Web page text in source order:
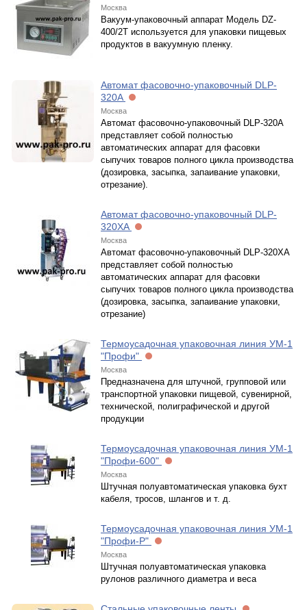
Москва
Вакуум-упаковочный аппарат Модель DZ-
400/2T используется для упаковки пищевых
продуктов в вакуумную пленку.
Автомат фасовочно-упаковочный DLP-
320A
Москва
Автомат фасовочно-упаковочный DLP-320A
представляет собой полностью
автоматических аппарат для фасовки
сыпучих товаров полного цикла производства
(дозировка, засыпка, запаивание упаковки,
отрезание).
Автомат фасовочно-упаковочный DLP-
320XA
Москва
Автомат фасовочно-упаковочный DLP-320XA
представляет собой полностью
автоматических аппарат для фасовки
сыпучих товаров полного цикла производства
(дозировка, засыпка, запаивание упаковки,
отрезание)
Термоусадочная упаковочная линия УМ-1
"Профи"
Москва
Предназначена для штучной, групповой или
транспортной упаковки пищевой, сувенирной,
технической, полиграфической и другой
продукции
Термоусадочная упаковочная линия УМ-1
"Профи-600"
Москва
Штучная полуавтоматическая упаковка бухт
кабеля, тросов, шлангов и т. д.
Термоусадочная упаковочная линия УМ-1
"Профи-Р"
Москва
Штучная полуавтоматическая упаковка
рулонов различного диаметра и веса